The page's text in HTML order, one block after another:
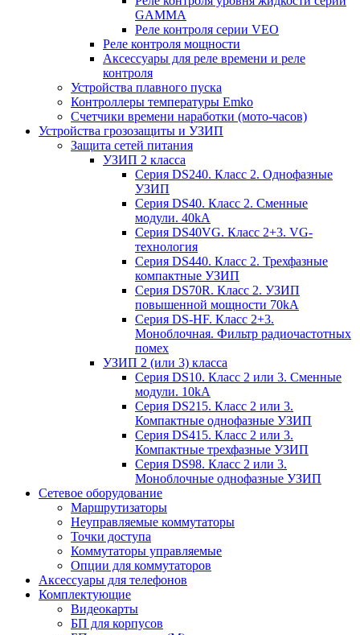
GAMMA
Реле контроля серии VEO
Реле контроля мощности
Аксессуары для реле времени и реле
контроля
Устройства плавного пуска
Контроллеры температуры Emko
Счетчики времени наработки (мото-часов)
Устройства грозозащиты и УЗИП
Защита сетей питания
УЗИП 2 класса
Серия DS240. Класс 2. Однофазные
УЗИП
Серия DS40. Класс 2. Сменные
модули. 40kA
Серия DS40VG. Класс 2+3. VG-
технология
Серия DS440. Класс 2. Трехфазные
компактные УЗИП
Серия DS70R. Класс 2. УЗИП
повышенной мощности 70kA
Серия DS-HF. Класс 2+3.
Моноблочная. Фильтр радиочастотных
помех
УЗИП 2 (или 3) класса
Серия DS10. Класс 2 или 3. Сменные
модули. 10kA
Серия DS215. Класс 2 или 3.
Компактные однофазные УЗИП
Серия DS415. Класс 2 или 3.
Компактные трехфазные УЗИП
Серия DS98. Класс 2 или 3.
Моноблочные однофазные УЗИП
Сетевое оборудование
Маршрутизаторы
Неуправляемые коммутаторы
Точки доступа
Коммутаторы управляемые
Опции для коммутаторов
Аксессуары для телефонов
Комплектующие
Видеокарты
БП для корпусов